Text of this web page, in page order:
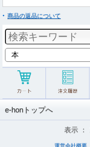
商品の返品について
e-honトップへ
表示 ：
運営会社概要